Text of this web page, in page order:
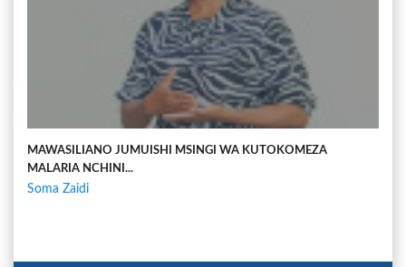
MAWASILIANO JUMUISHI MSINGI WA KUTOKOMEZA
MALARIA NCHINI...
Soma Zaidi